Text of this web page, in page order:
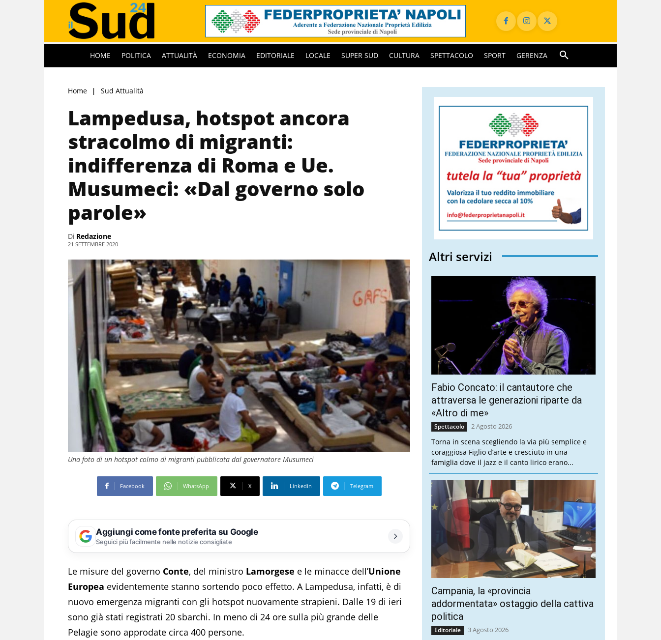
HOME POLITICA ATTUALITÀ ECONOMIA EDITORIALE LOCALE SUPER SUD CULTURA SPETTACOLO SPORT GERENZA
Home Sud Attualità
Lampedusa, hotspot ancora
stracolmo di migranti:
indifferenza di Roma e Ue.
Musumeci: «Dal governo solo
parole»
Di Redazione
21 SETTEMBRE 2020
Una foto di un hotspot colmo di migranti pubblicata dal governatore Musumeci
Facebook WhatsApp X Linkedin Telegram
Aggiungi come fonte preferita su Google
Seguici più facilmente nelle notizie consigliate
Le misure del governo Conte, del ministro Lamorgese e le minacce dell’Unione
Europea evidentemente stanno sortendo poco effetto. A Lampedusa, infatti, è di
nuovo emergenza migranti con gli hotspot nuovamente strapieni. Dalle 19 di ieri
sono già stati registrati 20 sbarchi. In meno di 24 ore sulla più grande delle
Pelagie sono approdate circa 400 persone.
Altri servizi
Fabio Concato: il cantautore che
attraversa le generazioni riparte da
«Altro di me»
Spettacolo 2 Agosto 2026
Torna in scena scegliendo la via più semplice e
coraggiosa Figlio d’arte e cresciuto in una
famiglia dove il jazz e il canto lirico erano...
Campania, la «provincia
addormentata» ostaggio della cattiva
politica
Editoriale 3 Agosto 2026